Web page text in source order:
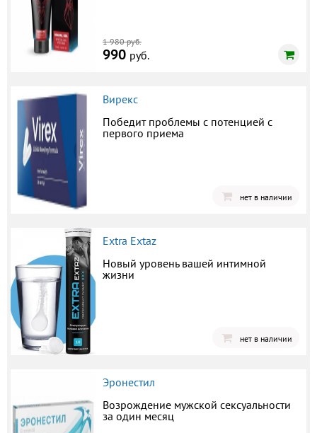
1 980 руб.
990 руб.
Вирекс
Победит проблемы с потенцией с
первого приема
нет в наличии
Extra Extaz
Новый уровень вашей интимной
жизни
нет в наличии
Эронестил
Возрождение мужской сексуальности
за один месяц